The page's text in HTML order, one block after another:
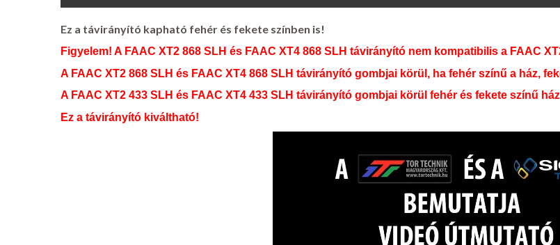
Ez a távirányító kapható fehér és fekete színben is!
Figyelem! A FAAC XT2 868 SLH és FAAC XT4 868 SLH távirányító nem kompatibilis a FAAC
A FAAC XT2 868 SLH és FAAC XT4 868 SLH távirányító gombjai körül, ha fehér színű a ház,
A FAAC XT2 433 SLH és FAAC XT4 433 SLH távirányító gombjai körül fehér és fekete színű
Ez a távirányító kiváltható!